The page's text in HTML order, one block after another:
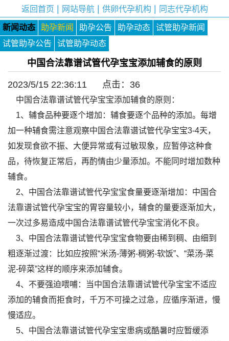
返回首页 网站导航| 供卵代孕机构 同志代孕机构
新闻动态 助孕新闻 助孕公告 助孕动态
试管助孕新闻
试管助孕公告
试管助孕动态
中国合法靠谱试管代孕宝宝添加辅食的原则
2023/5/15 22:36:11 点击： 36
中国合法靠谱试管代孕宝宝添加辅食的原则：
1、辅食品种要逐个增加：辅食要逐个品种的添加。每增
加一种辅食需注意观察中国合法靠谱试管代孕宝宝3-4天，
如发现食欲不振、大便异常或有过敏现象，应暂停这种食
品，待恢复正常后，再酌情由少量添加。不能同时增加数种
辅食。
2、中国合法靠谱试管代孕宝宝食量要逐渐增加：中国合
法靠谱试管代孕宝宝的胃容量较小，辅食的量要逐渐加大，
一次过多易造成中国合法靠谱试管代孕宝宝消化不良。
3、中国合法靠谱试管代孕宝宝食物要由稀到稠、由细到
粗逐渐过渡：比如应按照“米汤-薄粥-稠粥-软饭”、“菜汤-菜
泥-碎菜”这样的顺序来添加辅食。
4、不要强迫喂哺：当中国合法靠谱试管代孕宝宝不适应
添加的辅食而拒食时，千万不可操之过急，应循序渐进，慢
慢适应。
5、中国合法靠谱试管代孕宝宝患病或酷暑时应暂缓添